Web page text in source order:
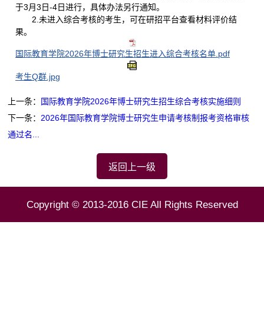
于3月3日-4日进行，具体办法另行通知。
2.未进入综合考核的考生，可在研招平台查看材料评价结
果。
国际教育学院2026年博士研究生招生进入综合考核名单.pdf
考生Q群.jpg
上一条： 国际教育学院2026年博士研究生招生综合考核实施细则
下一条： 2026年国际教育学院博士研究生申请考核制报考资格审核
通过名...
返回上一级
Copyright © 2013-2016 CIE All Rights Reserved